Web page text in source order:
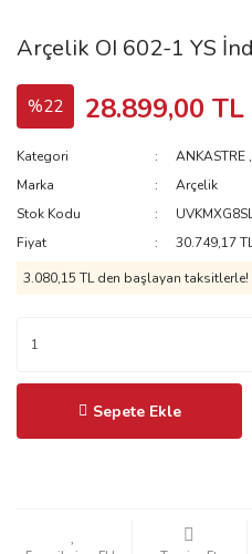
Arçelik OI 602-1 YS
%22 28.899,00 TL
Kategori ANKASTRE
Marka
Arçelik
Stok Kodu
Fiyat
30.749,17
3.080,15 TLden başlayan taksitlerle!
Sepete Ekle